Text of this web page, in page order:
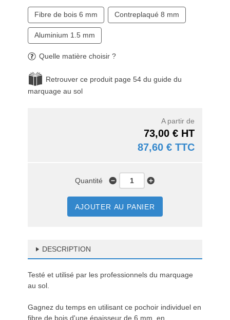
Fibre de bois 6 mm Contreplaqué 8 mm
Aluminium 1.5 mm
Quelle matière choisir ?
Retrouver ce produit page 54 du guide du
marquage au sol
A partir de
73,00 € HT
87,60 € TTC
Quantité
AJOUTER AU PANIER
DESCRIPTION
Testé et utilisé par les professionnels du marquage
au sol.
Gagnez du temps en utilisant ce pochoir individuel en
fibre de bois d'une épaisseur de 6 mm, en